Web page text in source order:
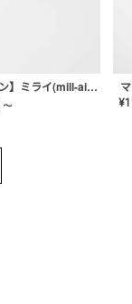
【限定デザイン】ミライ(mill-ai)リング
〜 ¥